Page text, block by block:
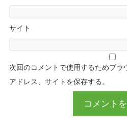
サイト
次回のコメントで使用するためブ
アドレス、サイトを保存する。